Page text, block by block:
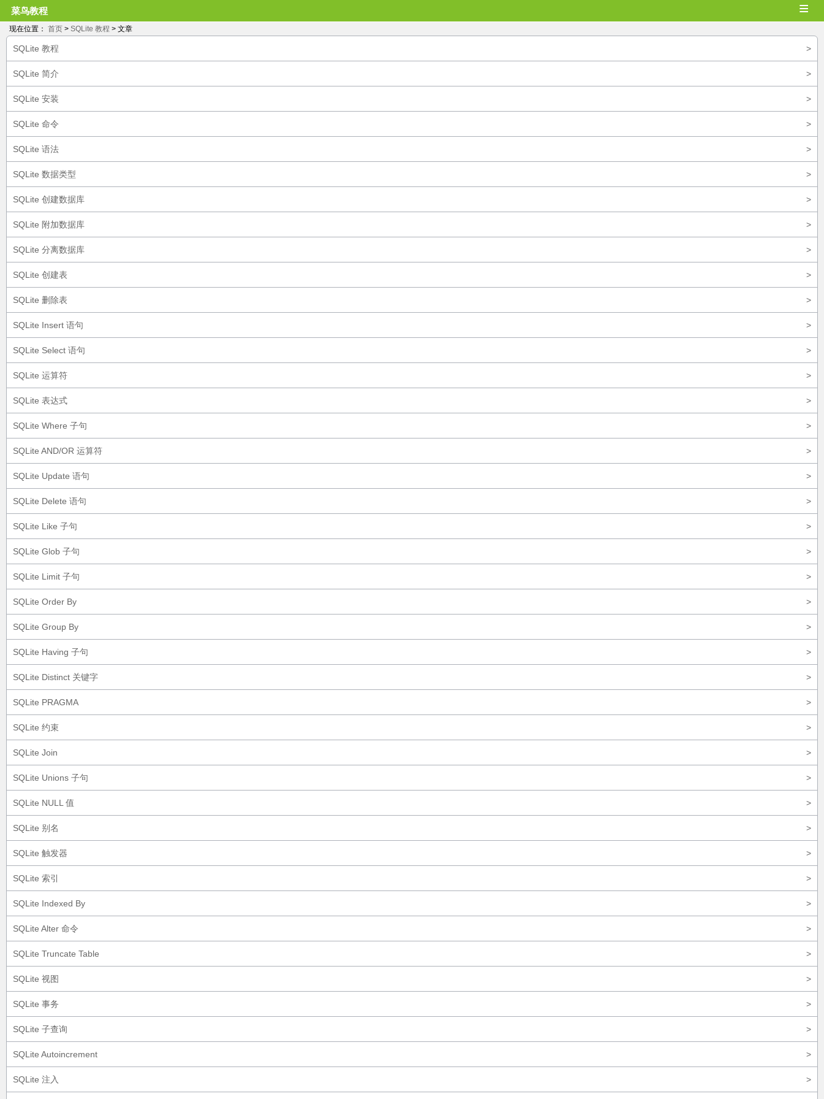
菜鸟教程 ≡
现在位置： 首页 > SQLite 教程 > 文章
>
SQLite 教程
>
SQLite 简介
>
SQLite 安装
>
SQLite 命令
>
SQLite 语法
>
SQLite 数据类型
>
SQLite 创建数据库
>
SQLite 附加数据库
>
SQLite 分离数据库
>
SQLite 创建表
>
SQLite 删除表
>
SQLite Insert 语句
>
SQLite Select 语句
>
SQLite 运算符
>
SQLite 表达式
>
SQLite Where 子句
>
SQLite AND/OR 运算符
>
SQLite Update 语句
>
SQLite Delete 语句
>
SQLite Like 子句
>
SQLite Glob 子句
>
SQLite Limit 子句
>
SQLite Order By
>
SQLite Group By
>
SQLite Having 子句
>
SQLite Distinct 关键字
>
SQLite PRAGMA
>
SQLite 约束
>
SQLite Join
>
SQLite Unions 子句
>
SQLite NULL 值
>
SQLite 别名
>
SQLite 触发器
>
SQLite 索引
>
SQLite Indexed By
>
SQLite Alter 命令
>
SQLite Truncate Table
>
SQLite 视图
>
SQLite 事务
>
SQLite 子查询
>
SQLite Autoincrement
>
SQLite 注入